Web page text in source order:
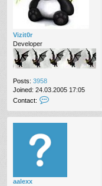
Vizit0r
Developer
Posts: 3958
Joined: 24.03.2005 17:05
Contact:
n
t
c
z
aalexx